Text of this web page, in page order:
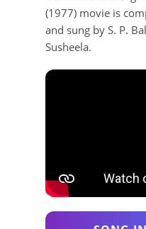
(1977) movie is
and sung by S. P.
Susheela.